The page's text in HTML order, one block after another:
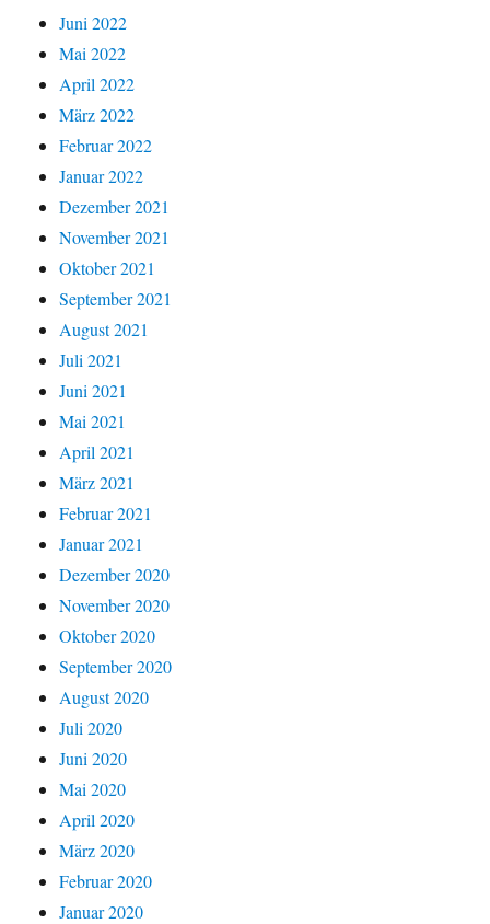
Juni 2022
Mai 2022
April 2022
März 2022
Februar 2022
Januar 2022
Dezember 2021
November 2021
Oktober 2021
September 2021
August 2021
Juli 2021
Juni 2021
Mai 2021
April 2021
März 2021
Februar 2021
Januar 2021
Dezember 2020
November 2020
Oktober 2020
September 2020
August 2020
Juli 2020
Juni 2020
Mai 2020
April 2020
März 2020
Februar 2020
Januar 2020